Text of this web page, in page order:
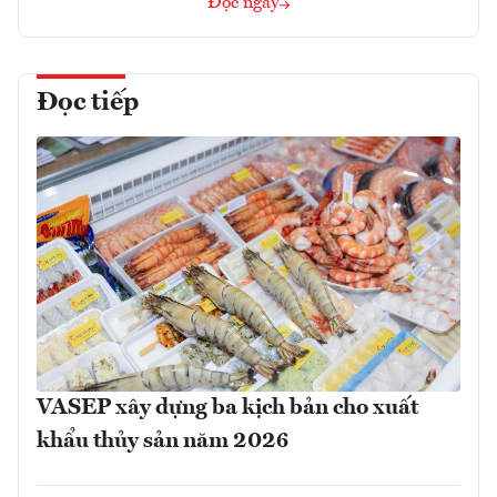
Đọc ngay
Đọc tiếp
VASEP xây dựng ba kịch bản cho xuất
khẩu thủy sản năm 2026